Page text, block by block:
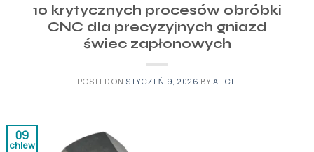
10 krytycznych procesów obróbki
CNC dla precyzyjnych gniazd
świec zapłonowych
POSTED ON STYCZEŃ 9, 2026 BY ALICE
09
chlew